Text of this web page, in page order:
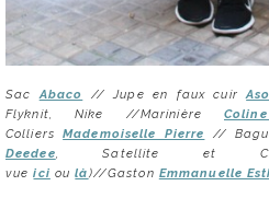
SacAbaco // Jupe en faux cuir
Flyknit, Nike //Marinière
ColliersMademoiselle Pierre //
Deedee, Satellite et
vueici oulà)//Gaston Emmanuelle